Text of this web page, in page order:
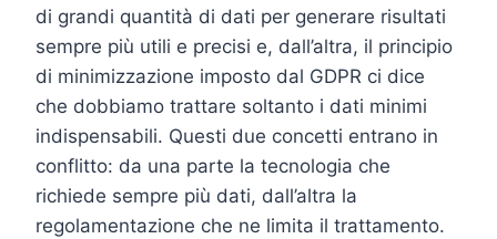
di grandi quantità di dati per generare risultati
sempre più utili e precisi e, dall’altra, il principio
di minimizzazione imposto dal GDPR ci dice
che dobbiamo trattare soltanto i dati minimi
indispensabili. Questi due concetti entrano in
conflitto: da una parte la tecnologia che
richiede sempre più dati, dall’altra la
regolamentazione che ne limita il trattamento.